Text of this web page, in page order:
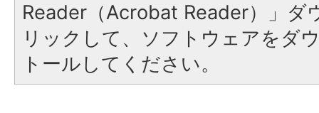
Reader（Acrobat Reader）」ダ
リックして、ソフトウェアをダ
トールしてください。